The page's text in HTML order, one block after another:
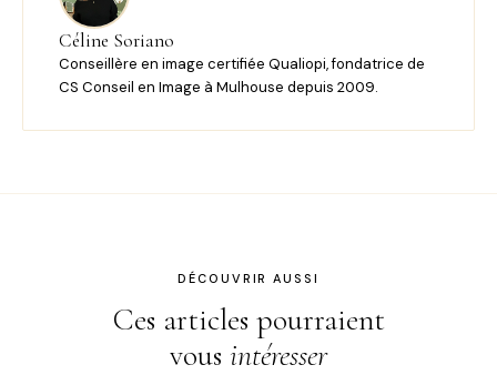
Céline Soriano
Conseillère en image certifiée Qualiopi, fondatrice de
CS Conseil en Image à Mulhouse depuis 2009.
DÉCOUVRIR AUSSI
Ces articles pourraient
vous intéresser